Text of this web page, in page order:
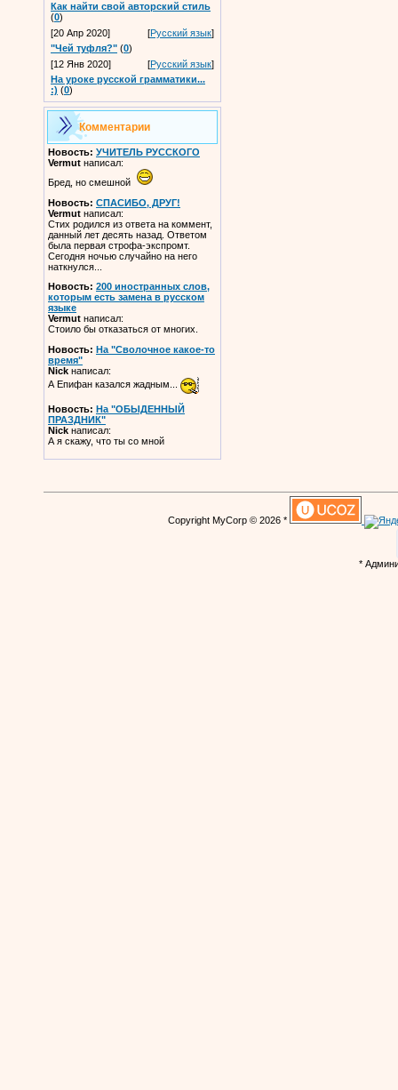
Как найти свой авторский стиль
(0)
[20 Апр 2020]
[Русский язык]
"Чей туфля?" (0)
[12 Янв 2020]
[Русский язык]
На уроке русской грамматики...
:) (0)
Комментарии
Новость: УЧИТЕЛЬ РУССКОГО
Vermut написал:
Бред, но смешной
Новость: СПАСИБО, ДРУГ!
Vermut написал:
Стих родился из ответа на коммент,
данный лет десять назад. Ответом
была первая строфа-экспромт.
Сегодня ночью случайно на него
наткнулся...
Новость: 200 иностранных слов,
которым есть замена в русском
языке
Vermut написал:
Стоило бы отказаться от многих.
Новость: На "Сволочное какое-то
время"
Nick написал:
А Епифан казался жадным...
Новость: На "ОБЫДЕННЫЙ
ПРАЗДНИК"
Nick написал:
А я скажу, что ты со мной
Copyright MyCorp © 2026 *
*